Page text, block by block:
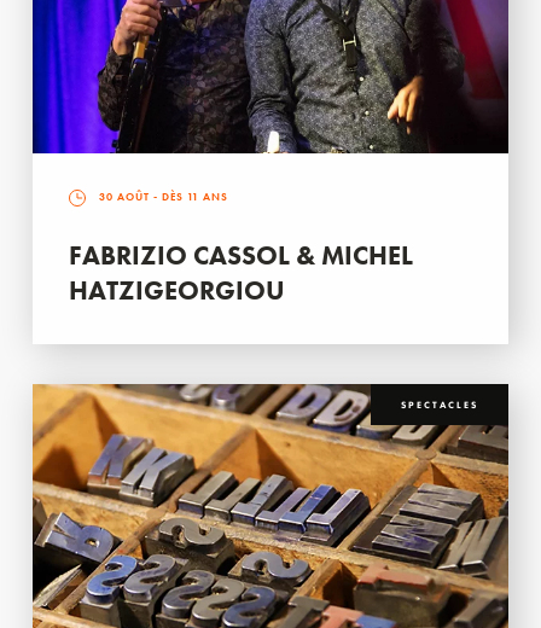
30 AOÛT - DÈS 11 ANS
FABRIZIO CASSOL & MICHEL
HATZIGEORGIOU
SPECTACLES